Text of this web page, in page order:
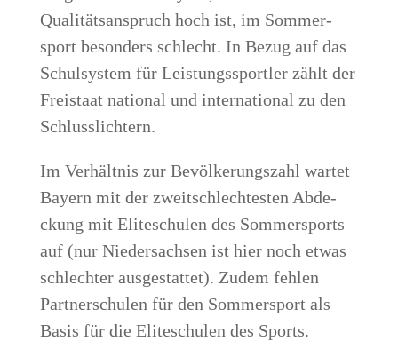
Qua­li­täts­an­spruch hoch ist, im Som­mer­
sport beson­ders schlecht. In Bezug auf das
Schul­sys­tem für Leis­tungs­sport­ler zählt der
Frei­staat natio­nal und inter­na­tio­nal zu den
Schlusslichtern.
Im Ver­hält­nis zur Bevöl­ke­rungs­zahl war­tet
Bay­ern mit der zweit­schlech­tes­ten Abde­
ckung mit Eli­te­schu­len des Som­mer­sports
auf (nur Nie­der­sach­sen ist hier noch etwas
schlech­ter aus­ge­stat­tet). Zudem feh­len
Part­ner­schu­len für den Som­mer­sport als
Basis für die Eli­te­schu­len des Sports.